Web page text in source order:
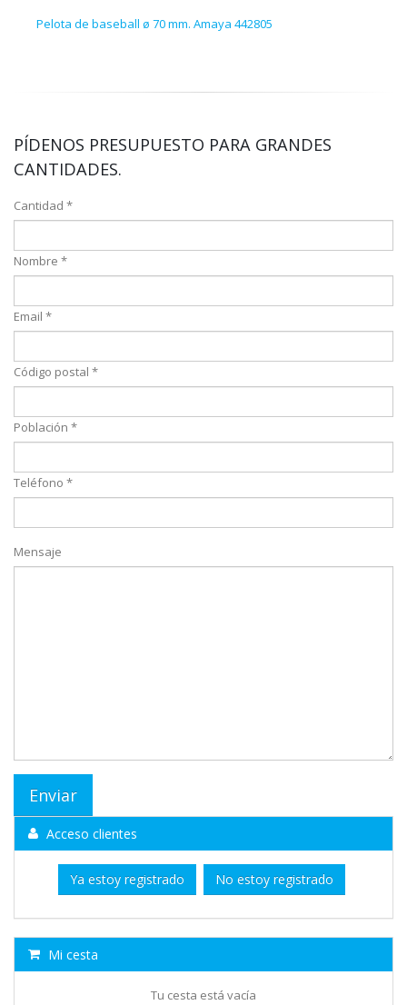
Pelota de baseball ø 70 mm. Amaya 442805
PÍDENOS PRESUPUESTO PARA GRANDES
CANTIDADES.
Cantidad *
Nombre *
Email *
Código postal *
Población *
Teléfono *
Mensaje
Acceso clientes
Ya estoy registrado No estoy registrado
Mi cesta
Tu cesta está vacía